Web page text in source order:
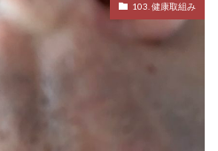
103. 健康取組み